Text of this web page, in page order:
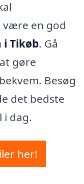
være en god
i Tikøb. Gå
gøre
Besøg
det bedste
dag.
her!